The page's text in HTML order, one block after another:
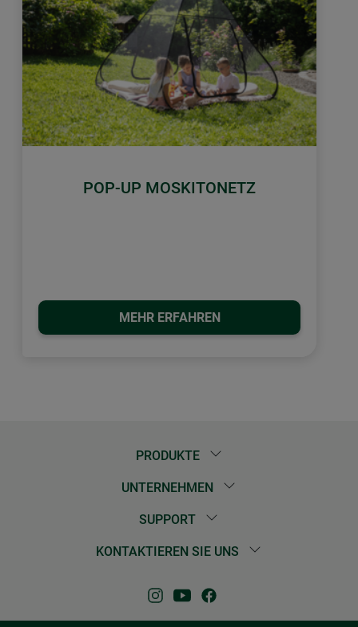
POP-UP MOSKITONETZ
MEHR ERFAHREN
PRODUKTE
UNTERNEHMEN
SUPPORT
KONTAKTIEREN SIE UNS